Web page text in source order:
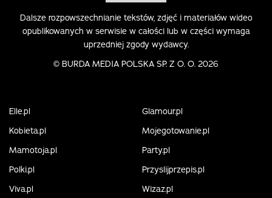
Dalsze rozpowszechnianie tekstów, zdjęć i materiałów wideo
opublikowanych w serwisie w całości lub w części wymaga
uprzedniej zgody wydawcy.
© BURDA MEDIA POLSKA SP. Z O. O. 2026
Elle.pl
Glamour.pl
Kobieta.pl
Mojegotowanie.pl
Mamotoja.pl
Party.pl
Polki.pl
Przyslijprzepis.pl
Viva.pl
Wizaz.pl